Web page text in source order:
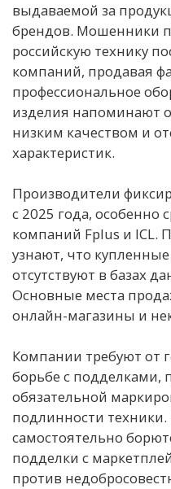
выдаваемой за
брендов. Мошенники
российскую технику
компаний, продавая
профессиональное
изделия напоминают
низким качеством и
характеристик.
Производители
с 2025 года, особенно
компаний Fplus и ICL.
узнают, что
отсутствуют в базах
Основные места
онлайн-магазины и
Компании требуют от
борьбе с подделками,
обязательной
подлинности
самостоятельно
подделки с
против